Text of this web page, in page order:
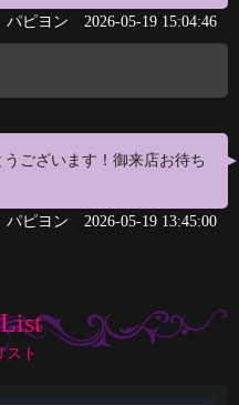
パピヨン 2026-05-19 15:04:46
ございます！御来店お待ち
パピヨン 2026-05-19 13:45:00
スト